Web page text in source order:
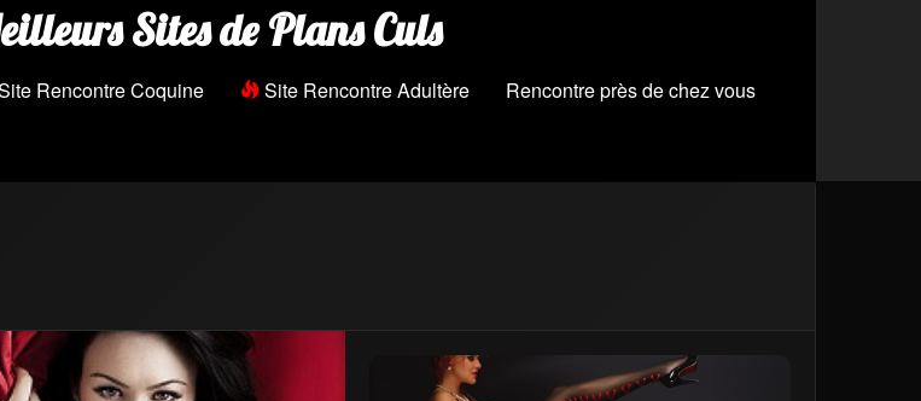
Sites de Plans Culs
Rencontre Coquine Site Rencontre Adultère Rencontre près de chez vous